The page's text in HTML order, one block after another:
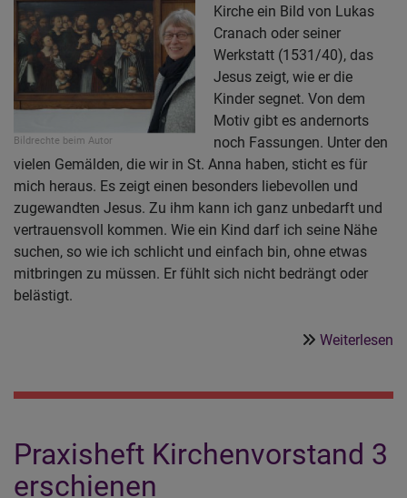
Bildrechte beim Autor
Kirche ein Bild von Lukas
Cranach oder seiner
Werkstatt (1531/40), das
Jesus zeigt, wie er die
Kinder segnet. Von dem
Motiv gibt es andernorts
noch Fassungen. Unter den
vielen Gemälden, die wir in St. Anna haben, sticht es für
mich heraus. Es zeigt einen besonders liebevollen und
zugewandten Jesus. Zu ihm kann ich ganz unbedarft und
vertrauensvoll kommen. Wie ein Kind darf ich seine Nähe
suchen, so wie ich schlicht und einfach bin, ohne etwas
mitbringen zu müssen. Er fühlt sich nicht bedrängt oder
belästigt.
Weiterlesen
Praxisheft Kirchenvorstand 3
erschienen